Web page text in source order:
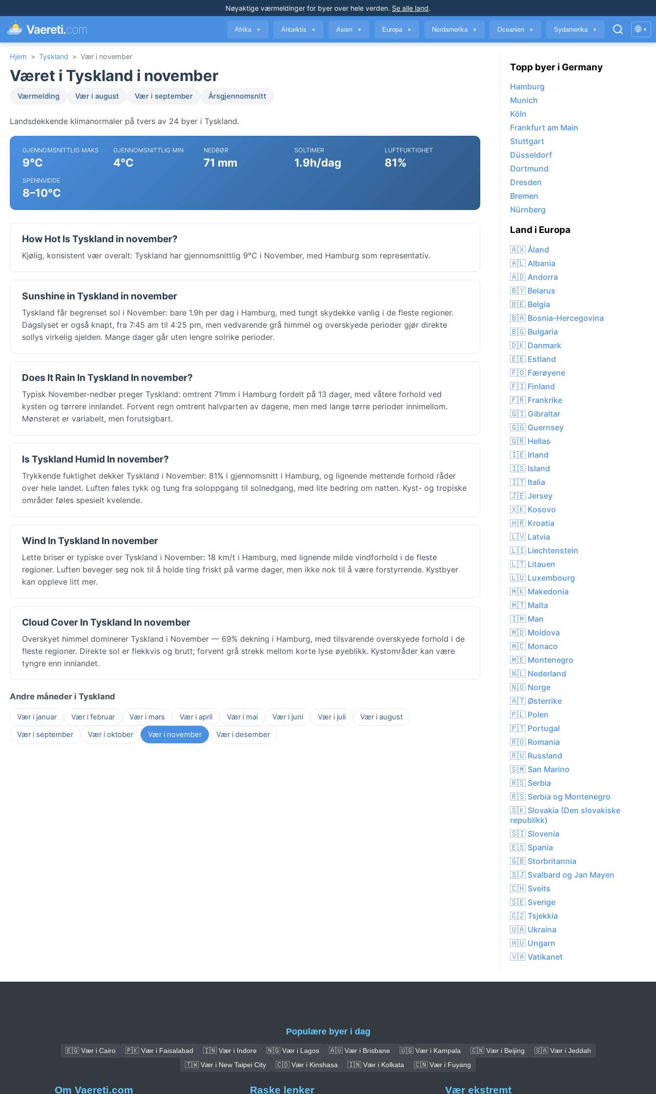
Nøyaktige værmeldinger for byer over hele verden. Se alle land.
Vaereti.com Afrika ▼ Antarktis ▼ Asien ▼ Europa ▼ Nordamerika ▼ Oceanien ▼ Sydamerika ▼ 🌐 ▾
Hjem > Tyskland > Vær i november
Været i Tyskland i november
Værmelding Vær i august Vær i september Årsgjennomsnitt
Landsdekkende klimanormaler på tvers av 24 byer i Tyskland.
GJENNOMSNITTLIG MAKS
9°C
GJENNOMSNITTLIG MIN
4°C
NEDBØR
71 mm
SOLTIMER
1.9h/dag
LUFTFUKTIGHET
81%
SPENNVIDDE
8–10°C
How Hot Is Tyskland in november?
Kjølig, konsistent vær overalt: Tyskland har gjennomsnittlig 9°C i November, med Hamburg som representativ.
Sunshine in Tyskland in november
Tyskland får begrenset sol i November: bare 1.9h per dag i Hamburg, med tungt skydekke vanlig i de fleste regioner.
Dagslyset er også knapt, fra 7:45 am til 4:25 pm, men vedvarende grå himmel og overskyede perioder gjør direkte
sollys virkelig sjelden. Mange dager går uten lengre solrike perioder.
Does It Rain In Tyskland In november?
Typisk November-nedbør preger Tyskland: omtrent 71mm i Hamburg fordelt på 13 dager, med våtere forhold ved
kysten og tørrere innlandet. Forvent regn omtrent halvparten av dagene, men med lange tørre perioder innimellom.
Mønsteret er variabelt, men forutsigbart.
Is Tyskland Humid In november?
Trykkende fuktighet dekker Tyskland i November: 81% i gjennomsnitt i Hamburg, og lignende mettende forhold råder
over hele landet. Luften føles tykk og tung fra soloppgang til solnedgang, med lite bedring om natten. Kyst- og tropiske
områder føles spesielt kvelende.
Wind In Tyskland In november
Lette briser er typiske over Tyskland i November: 18 km/t i Hamburg, med lignende milde vindforhold i de fleste
regioner. Luften beveger seg nok til å holde ting friskt på varme dager, men ikke nok til å være forstyrrende. Kystbyer
kan oppleve litt mer.
Cloud Cover In Tyskland In november
Overskyet himmel dominerer Tyskland i November — 69% dekning i Hamburg, med tilsvarende overskyede forhold i de
fleste regioner. Direkte sol er flekkvis og brutt; forvent grå strekk mellom korte lyse øyeblikk. Kystområder kan være
tyngre enn innlandet.
Andre måneder i Tyskland
Vær i januar Vær i februar Vær i mars Vær i april Vær i mai Vær i juni Vær i juli
Vær i august
Vær i september
Vær i oktober Vær i november Vær i desember
Topp byer i Germany
Hamburg
Munich
Köln
Frankfurt am Main
Stuttgart
Düsseldorf
Dortmund
Dresden
Bremen
Nürnberg
Land i Europa
🇦🇽 Åland
🇦🇱 Albania
🇦🇩 Andorra
🇧🇾 Belarus
🇧🇪 Belgia
🇧🇦 Bosnia-Hercegovina
🇧🇬 Bulgaria
🇩🇰 Danmark
🇪🇪 Estland
🇫🇴 Færøyene
🇫🇮 Finland
🇫🇷 Frankrike
🇬🇮 Gibraltar
🇬🇬 Guernsey
🇬🇷 Hellas
🇮🇪 Irland
🇮🇸 Island
🇮🇹 Italia
🇯🇪 Jersey
🇽🇰 Kosovo
🇭🇷 Kroatia
🇱🇻 Latvia
🇱🇮 Liechtenstein
🇱🇹 Litauen
🇱🇺 Luxembourg
🇲🇰 Makedonia
🇲🇹 Malta
🇮🇲 Man
🇲🇩 Moldova
🇲🇨 Monaco
🇲🇪 Montenegro
🇳🇱 Nederland
🇳🇴 Norge
🇦🇹 Østerrike
🇵🇱 Polen
🇵🇹 Portugal
🇷🇴 Romania
🇷🇺 Russland
🇸🇲 San Marino
🇷🇸 Serbia
🇷🇸 Serbia og Montenegro
🇸🇰 Slovakia (Den slovakiske
republikk)
🇸🇮 Slovenia
🇪🇸 Spania
🇬🇧 Storbritannia
🇸🇯 Svalbard og Jan Mayen
🇨🇭 Sveits
🇸🇪 Sverige
🇨🇿 Tsjekkia
🇺🇦 Ukraina
🇭🇺 Ungarn
🇻🇦 Vatikanet
Populære byer i dag
🇪🇬 Vær i Cairo 🇵🇰 Vær i Faisalabad 🇮🇳 Vær i Indore 🇳🇬 Vær i Lagos 🇦🇺 Vær i Brisbane 🇺🇬 Vær i Kampala 🇨🇳 Vær i Beijing
🇸🇦 Vær i Jeddah
🇹🇼 Vær i New Taipei City
🇨🇩 Vær i Kinshasa 🇮🇳 Vær i Kolkata 🇨🇳 Vær i Fuyang
Om Vaereti.com Raske lenker Vær ekstremt